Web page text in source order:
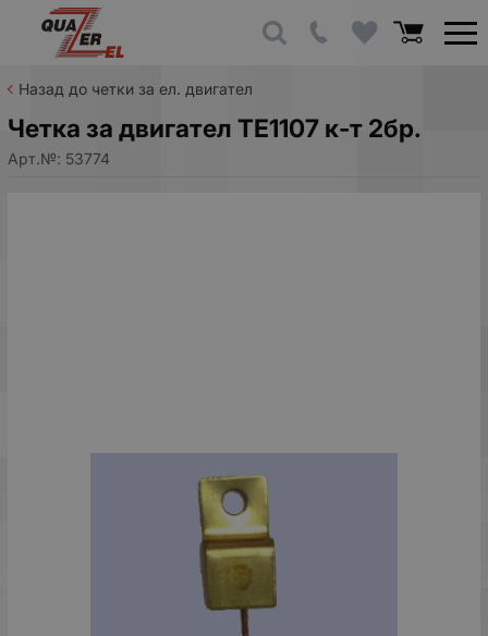
Назад до четки за ел. двигател
Четка за двигател TE1107 к-т 2бр.
Арт.№: 53774